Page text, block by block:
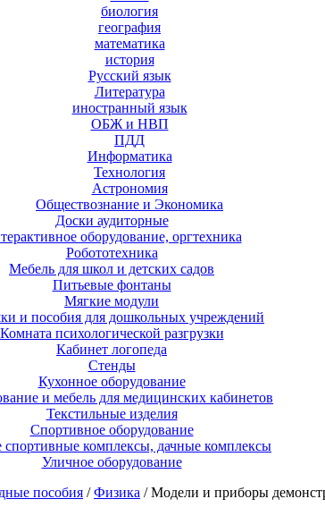
биология
география
математика
история
Русский язык
Литература
иностранный язык
ОБЖ и НВП
ПДД
Информатика
Технология
Астрономия
Обществознание и Экономика
Доски аудиторные
оборудование, оргтехника
Робототехника
Мебель для школ и детских садов
Питьевые фонтаны
Мягкие модули
и пособия для дошкольных учреждений
Комната психологической разгрузки
Кабинет логопеда
Стенды
Кухонное оборудование
и мебель для медицинских кабинетов
Текстильные изделия
Спортивное оборудование
спортивные комплексы, дачные комплексы
Уличное оборудование
пособия /Физика / Модели и приборы